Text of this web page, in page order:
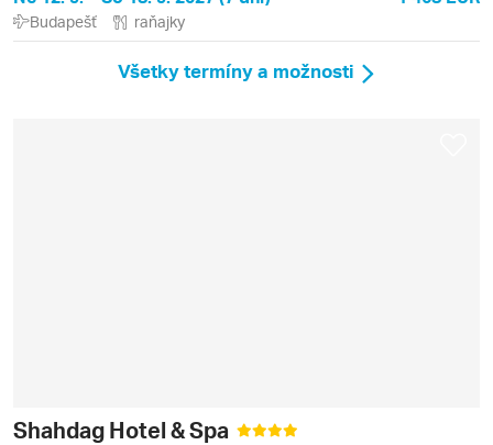
Budapešť raňajky
Všetky termíny a možnosti
Shahdag Hotel & Spa